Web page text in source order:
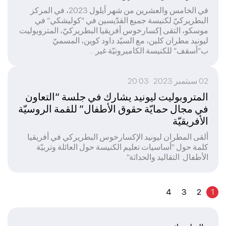
في الخامس والعشرين من شهر أيلول 2023، في المركز
البطريركيّ لكنيسة جميع القدّيسين في “كوليشكي” في
موسكو، التقى إكسارخوس أفريقيا البطريركيّ، المتروبوليت
ليونيد مطران كلين، مع السيّد داود كوين، المسميّ
ب“أسقف” للكنيسة الكاميرونيّة غير ...
02 سبتمبر 2023 20:03
المتروبوليت ليونيد يشارك في جلسة “التعاون
في مجال حمايّة حقوق الأطفال” للقمة الروسيّة
الأفريقيّة
ألقى المطران ليونيد الإكسارخوس البطريركي في أفريقيا
كلمة حول "أساسيات تعليم الكنيسة حول العائلة وتربيّة
الأطفال: التقاليد والحداثة".
1
2
3
4